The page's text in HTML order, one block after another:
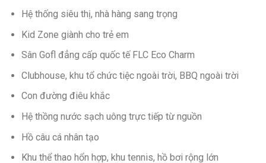
Hệ thống siêu thị, nhà hàng sang trọng
Kid Zone giành cho trẻ em
Sân Gofl đẳng cấp quốc tế FLC Eco Charm
Clubhouse, khu tổ chức tiệc ngoài trời, BBQ ngoài trời
Con đường điêu khắc
Hệ thồng nước sạch uông trực tiếp từ nguồn
Hồ câu cá nhân tạo
Khu thể thao hổn hợp, khu tennis, hồ bơi rộng lớn